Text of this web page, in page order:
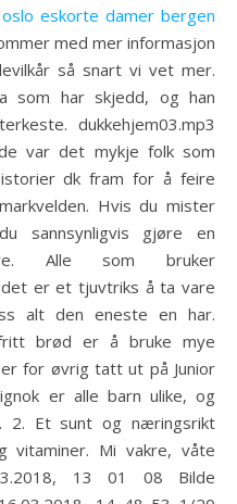
eskorte damer bergen
med mer informasjon
så snart vi vet mer.
som har skjedd, og han
dukkehjem03.mp3
var det mykje folk som
dk fram for å feire
Hvis du mister
sannsynligvis gjøre en
Alle som bruker
er et tjuvtriks å ta vare
alt den eneste en har.
brød er å bruke mye
for øvrig tatt ut på Junior
er alle barn ulike, og
2. Et sunt og næringsrikt
vitaminer. Mi vakre, våte
13 01 08 Bilde